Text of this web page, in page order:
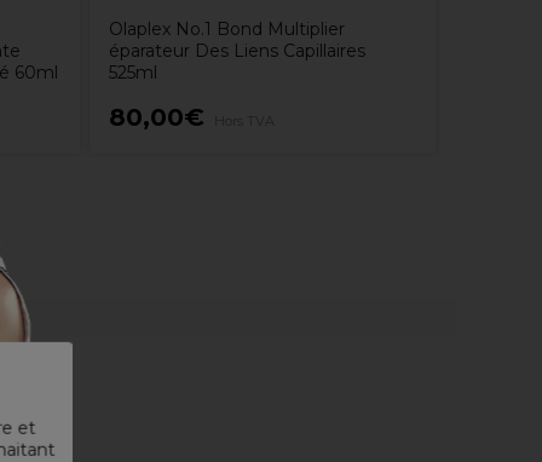
et
60ml
Olaplex No.1 Bond Multiplier
éparateur Des Liens Capillaires
525ml
80,00€